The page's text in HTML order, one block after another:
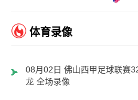
体育录像
08月02日 佛山西甲足球联赛
龙 全场录像